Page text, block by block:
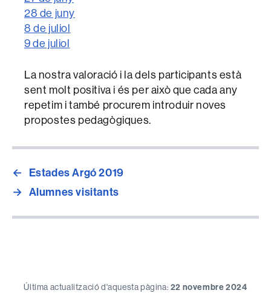
28 de juny
8 de juliol
9 de juliol
La nostra valoració i la dels participants està
sent molt positiva i és per això que cada any
repetim i també procurem introduir noves
propostes pedagògiques.
←
Estades Argó 2019
→ Alumnes visitants
Última actualització d'aquesta pàgina: 22 novembre 2024